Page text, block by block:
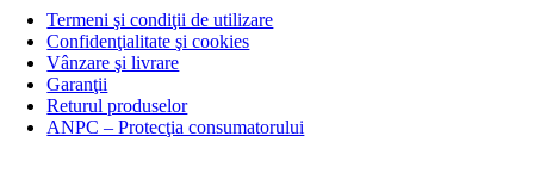
Termeni şi condiţii de utilizare
Confidenţialitate şi cookies
Vânzare şi livrare
Garanţii
Returul produselor
ANPC – Protecţia consumatorului